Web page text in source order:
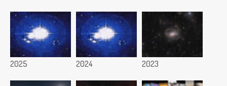
2025 2024 2023